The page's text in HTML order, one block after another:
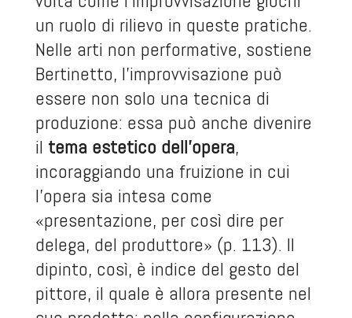
un ruolo di rilievo in queste pratiche.
Nelle arti non performative, sostiene
Bertinetto, l’improvvisazione può
essere non solo una tecnica di
produzione: essa può anche divenire
il tema estetico dell’opera,
incoraggiando una fruizione in cui
l’opera sia intesa come
«presentazione, per così dire per
delega, del produttore» (p. 113). Il
dipinto, così, è indice del gesto del
pittore, il quale è allora presente nel